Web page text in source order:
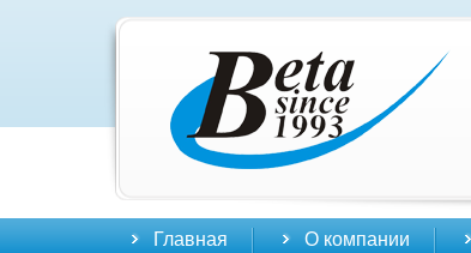
Главная О компании